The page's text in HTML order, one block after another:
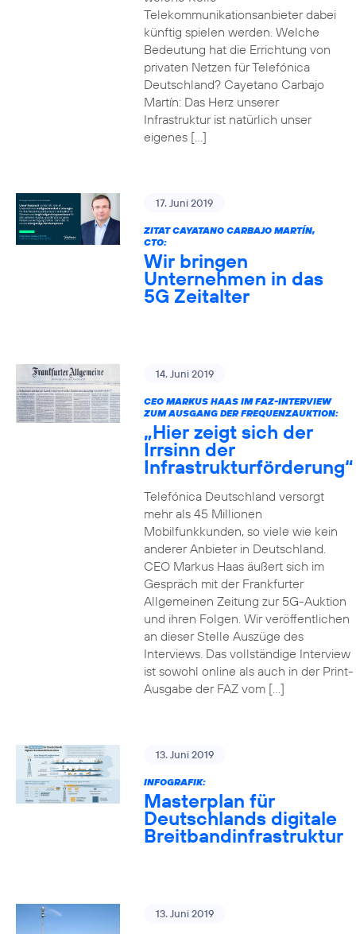
Telekommunikationsanbieter dabei
künftig spielen werden. Welche
Bedeutung hat die Errichtung von
privaten Netzen für Telefónica
Deutschland? Cayetano Carbajo
Martín: Das Herz unserer
Infrastruktur ist natürlich unser
eigenes […]
17. Juni 2019
ZITAT CAYATANO CARBAJO MARTÍN,
CTO:
Wir bringen
Unternehmen in das
5G Zeitalter
14. Juni 2019
CEO MARKUS HAAS IM FAZ-INTERVIEW
ZUM AUSGANG DER FREQUENZAUKTION:
„Hier zeigt sich der
Irrsinn der
Infrastrukturförderung“
Telefónica Deutschland versorgt
mehr als 45 Millionen
Mobilfunkkunden, so viele wie kein
anderer Anbieter in Deutschland.
CEO Markus Haas äußert sich im
Gespräch mit der Frankfurter
Allgemeinen Zeitung zur 5G-Auktion
und ihren Folgen. Wir veröffentlichen
an dieser Stelle Auszüge des
Interviews. Das vollständige Interview
ist sowohl online als auch in der Print-
Ausgabe der FAZ vom […]
13. Juni 2019
INFOGRAFIK:
Masterplan für
Deutschlands digitale
Breitbandinfrastruktur
13. Juni 2019